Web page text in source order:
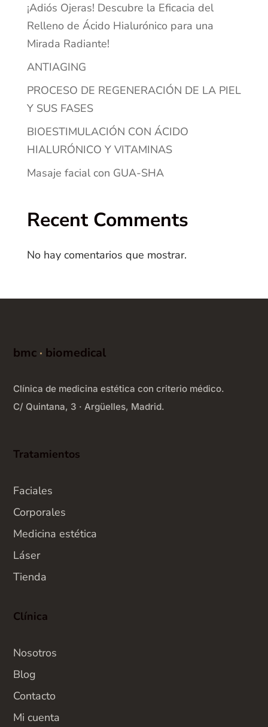
¡Adiós Ojeras! Descubre la Eficacia del
Relleno de Ácido Hialurónico para una
Mirada Radiante!
ANTIAGING
PROCESO DE REGENERACIÓN DE LA PIEL
Y SUS FASES
BIOESTIMULACIÓN CON ÁCIDO
HIALURÓNICO Y VITAMINAS
Masaje facial con GUA-SHA
Recent Comments
No hay comentarios que mostrar.
bmc · biomedical
Clínica de medicina estética con criterio médico.
C/ Quintana, 3 · Argüelles, Madrid.
Tratamientos
Faciales
Corporales
Medicina estética
Láser
Tienda
Clínica
Nosotros
Blog
Contacto
Mi cuenta